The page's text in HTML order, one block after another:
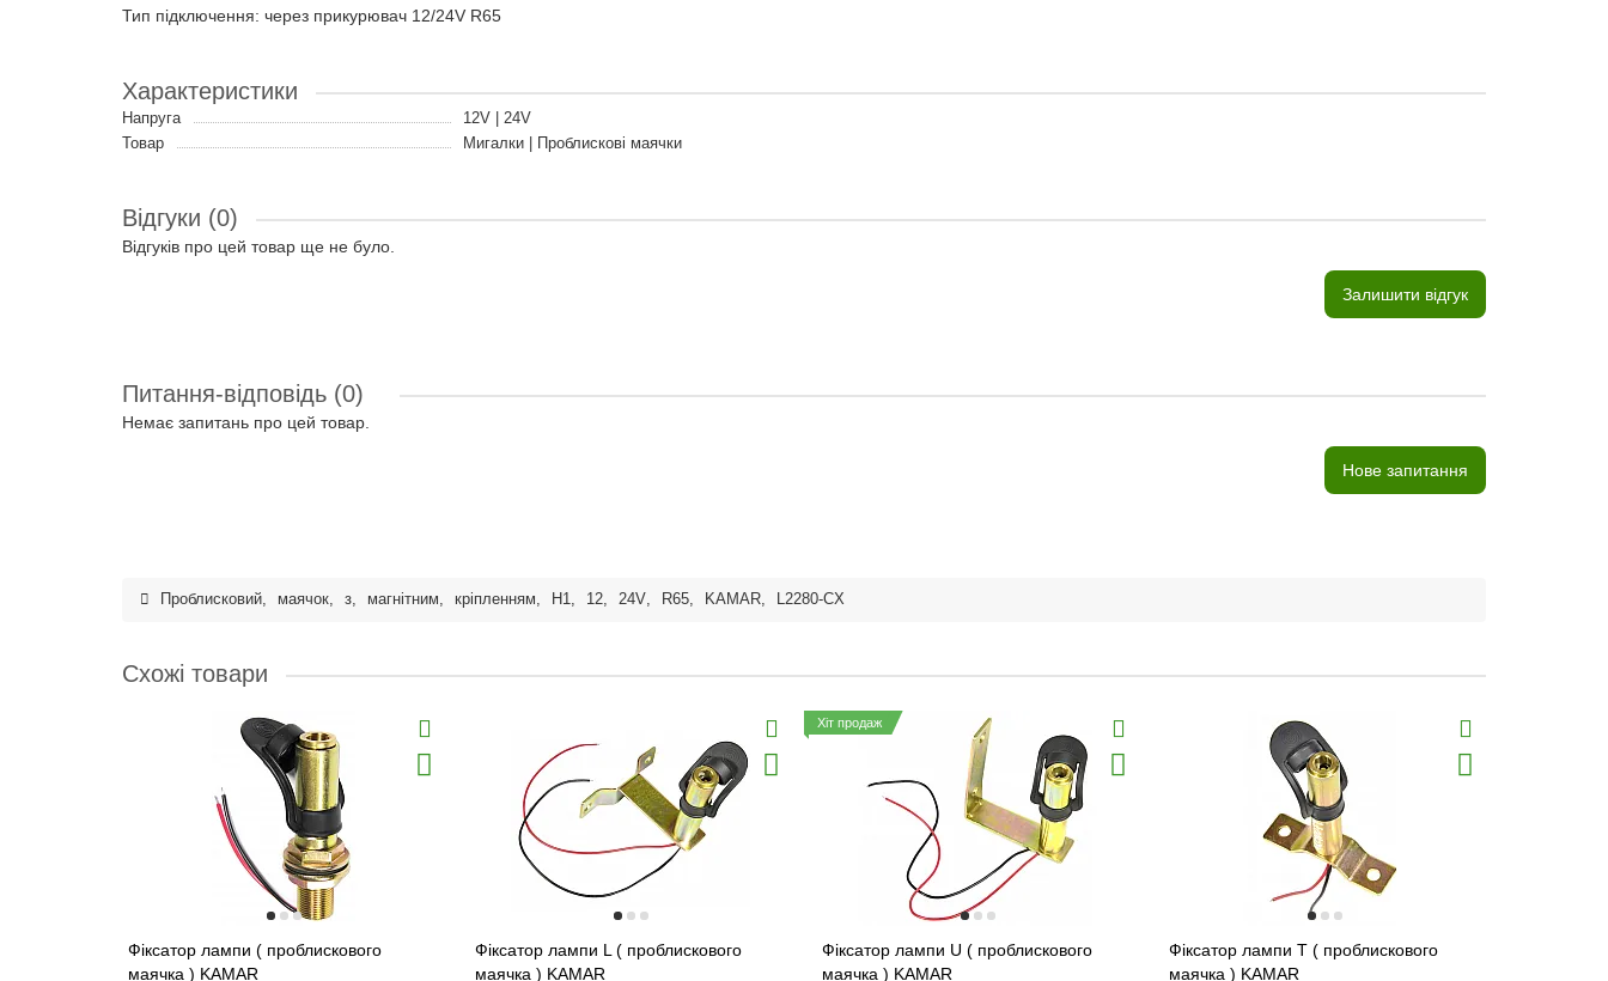
Тип підключення: через прикурювач 12/24V R65
Характеристики
Напруга
12V | 24V
Товар
Мигалки | Проблискові маячки
Відгуки (0)
Відгуків про цей товар ще не було.
Залишити відгук
Питання-відповідь (0)
Немає запитань про цей товар.
Нове запитання
Проблисковий, маячок, з, магнітним, кріпленням, H1, 12, 24V, R65, KAMAR, L2280-CX
Схожі товари
Фіксатор лампи ( проблискового
маячка ) KAMAR
Фіксатор лампи L ( проблискового
маячка ) KAMAR
Хіт продаж
Фіксатор лампи U ( проблискового
маячка ) KAMAR
Фіксатор лампи T ( проблискового
маячка ) KAMAR